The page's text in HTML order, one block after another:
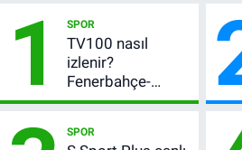
1 SPOR
TV100 nasıl
izlenir?
Fenerbahçe-
Sturm Graz maçı
bilgileri
SPOR